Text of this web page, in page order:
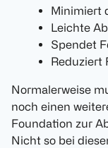
Minimiert
Leichte
Spendet
Reduziert
Normalerweise
noch einen
Foundation zur
Nicht so bei